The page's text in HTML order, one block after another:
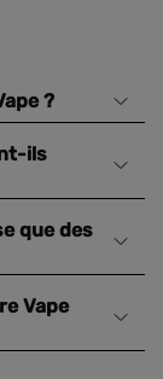
?
ils
que des
Vape